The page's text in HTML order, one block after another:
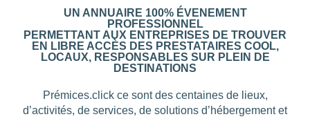
UN ANNUAIRE 100% ÉVENEMENT
PROFESSIONNEL
PERMETTANT AUX ENTREPRISES DE TROUVER
EN LIBRE ACCÈS DES PRESTATAIRES COOL,
LOCAUX, RESPONSABLES SUR PLEIN DE
DESTINATIONS
Prémices.click ce sont des centaines de lieux,
d’activités, de services, de solutions d’hébergement et